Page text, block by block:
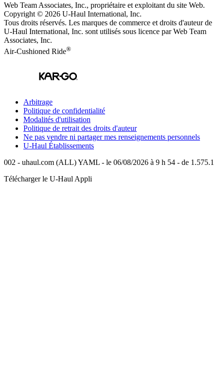
Web Team Associates, Inc., propriétaire et exploitant du site Web.
Copyright © 2026 U-Haul International, Inc.
Tous droits réservés. Les marques de commerce et droits d'auteur de
U-Haul International, Inc. sont utilisés sous licence par Web Team
Associates, Inc.
Air-Cushioned Ride®
Arbitrage
Politique de confidentialité
Modalités d'utilisation
Politique de retrait des droits d'auteur
Ne pas vendre ni partager mes renseignements personnels
U-Haul Établissements
002 - uhaul.com (ALL) YAML - le 06/08/2026 à 9 h 54 - de 1.575.1
Télécharger le U-Haul Appli